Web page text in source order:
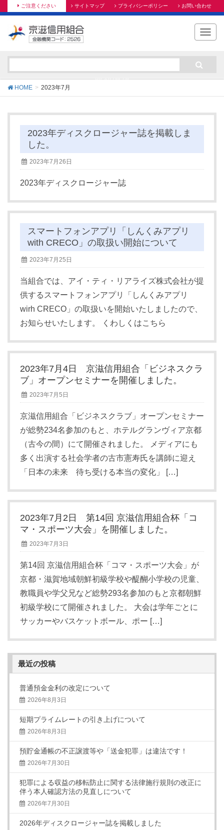
ご注意ください サイトマップ プライバシーポリシー お問い合わせ
T
l
n
n
最新情報
HOME 2023年7月
2023年ディスクロージャー誌を掲載しま
した。
2023年7月26日
2023年ディスクロージャー誌
スマートフォンアプリ「しんくみアプリ
with CRECO」の取扱い開始について
2023年7月25日
当組合では、アイ・ティ・リアライズ株式会社が提
供するスマートフォンアプリ「しんくみアプリ
wirh CRECO」の取扱いを開始いたしましたので、
お知らせいたします。 くわしくはこちら
2023年7月4日 京滋信用組合「ビジネスクラ
ブ」オープンセミナーを開催しました。
2023年7月5日
京滋信用組合「ビジネスクラブ」オープンセミナー
が総勢234名参加のもと、ホテルグランヴィア京都
（古今の間）にて開催されました。 メディアにも
多く出演する社会学者の古市憲寿氏を講師に迎え
「日本の未来 待ち受ける本当の変化」 […]
2023年7月2日 第14回 京滋信用組合杯「コ
マ・スポーツ大会」を開催しました。
2023年7月3日
第14回 京滋信用組合杯「コマ・スポーツ大会」が
京都・滋賀地域朝鮮初級学校や醍醐小学校の児童、
教職員や学父兄など総勢293名参加のもと京都朝鮮
初級学校にて開催されました。 大会は学年ごとに
サッカーやバスケットボール、ポー […]
最近の投稿
普通預金金利の改定について
2026年8月3日
短期プライムレートの引き上げについて
2026年8月3日
預貯金通帳の不正譲渡等や「送金犯罪」は違法です！
2026年7月30日
犯罪による収益の移転防止に関する法律施行規則の改正に
伴う本人確認方法の見直しについて
2026年7月30日
2026年ディスクロージャー誌を掲載しました